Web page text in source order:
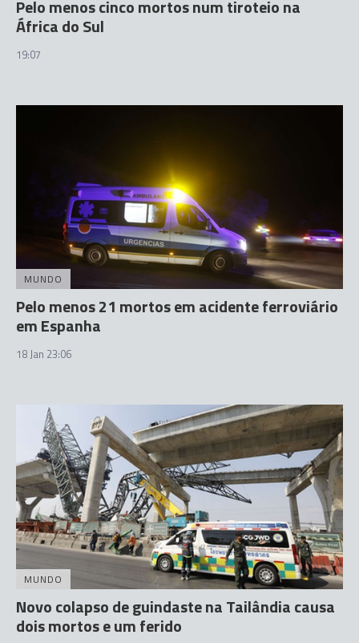
Pelo menos cinco mortos num tiroteio na
África do Sul
19:07
MUNDO
Pelo menos 21 mortos em acidente ferroviário
em Espanha
18 Jan 23:06
MUNDO
Novo colapso de guindaste na Tailândia causa
dois mortos e um ferido